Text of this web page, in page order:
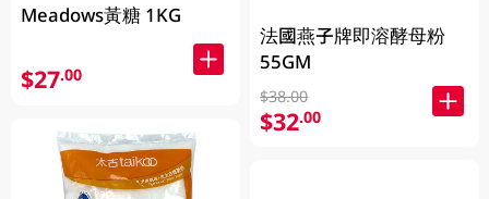
Meadows黃糖 1KG
$27.00
法國燕子牌即溶酵母粉
55GM
$38.00
$32.00